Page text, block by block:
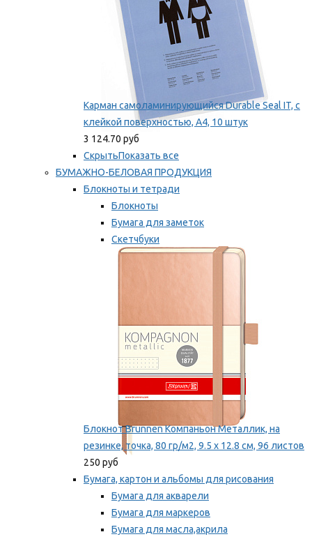
Карман самоламинирующийся Durable Seal IT, с
клейкой поверхностью, A4, 10 штук
3 124.70 руб
СкрытьПоказать все
БУМАЖНО-БЕЛОВАЯ ПРОДУКЦИЯ
Блокноты и тетради
Блокноты
Бумага для заметок
Скетчбуки
Тетради
Блокнот Brunnen Компаньон Металлик, на
резинке, точка, 80 гр/м2, 9.5 х 12.8 см, 96 листов
250 руб
Бумага, картон и альбомы для рисования
Бумага для акварели
Бумага для маркеров
Бумага для масла,акрила